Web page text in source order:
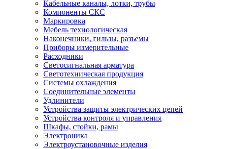
Кабельные каналы, лотки, трубы
Компоненты СКС
Маркировка
Мебель технологическая
Наконечники, гильзы, разъемы
Приборы измерительные
Расходники
Светосигнальная арматура
Светотехническая продукция
Системы охлаждения
Соединительные элементы
Удлинители
Устройства защиты электрических цепей
Устройства контроля и управления
Шкафы, стойки, рамы
Электроника
Электроустановочные изделия